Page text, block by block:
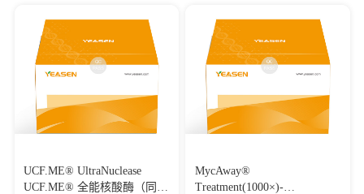
UCF.ME® UltraNuclease
UCF.ME® 全能核酸酶（同
MycAway®
Treatment(1000×)-